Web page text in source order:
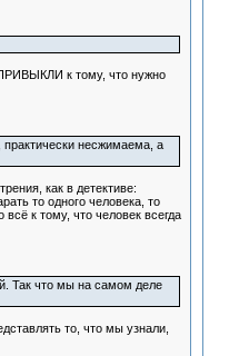
к тому, что нужно
несжимаема, а
как в детективе:
то одного человека, то
к тому, что человек всегда
Так что мы на самом деле
то, что мы узнали,